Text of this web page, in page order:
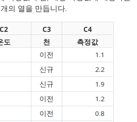
의 열을 만듭니다.
C2 C3
C4
도 천
측정값
이전
1.1
신규
2.2
신규
1.9
이전
1.2
이전
0.8